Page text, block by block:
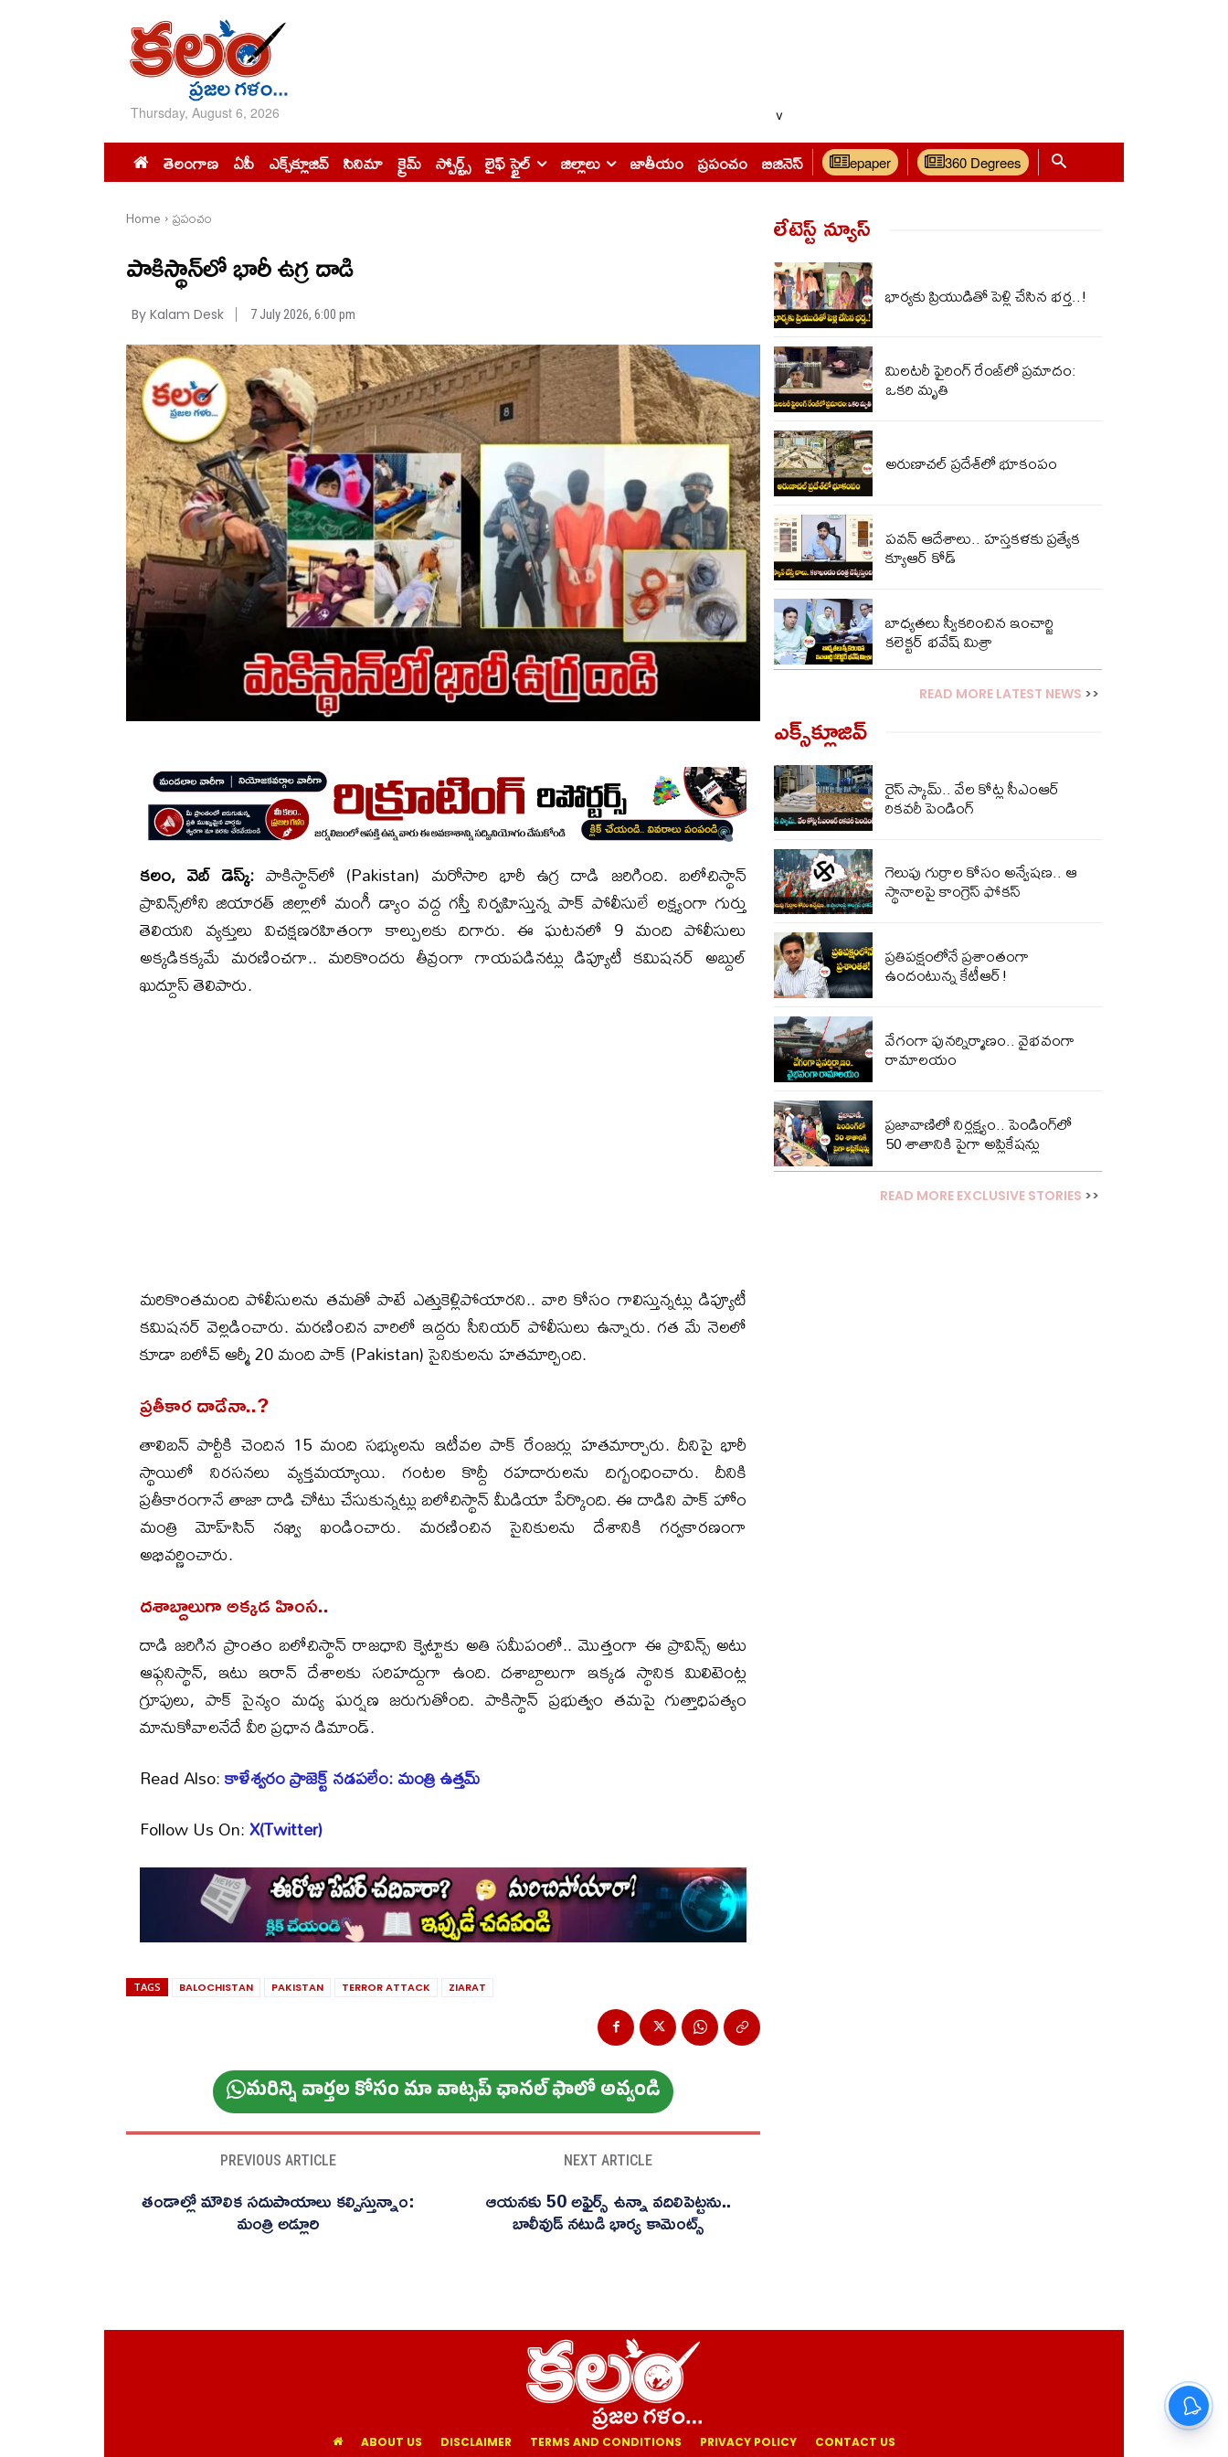
Thursday, August 6, 2026 v
తెలంగాణ ఏపీ ఎక్స్‌క్లూజివ్‌ సినిమా క్రైమ్ స్పోర్ట్స్ లైఫ్ స్టైల్ జిల్లాలు జాతీయం ప్రపంచం బిజినెస్ epaper 360 Degrees
Home ప్రపంచం
పాకిస్థాన్‌లో భారీ ఉగ్ర దాడి
By Kalam Desk 7 July 2026, 6:00 pm
కలం, వెబ్ డెస్క్: పాకిస్థాన్‌లో (Pakistan) మరోసారి భారీ ఉగ్ర దాడి జరిగింది. బలోచిస్థాన్
ప్రావిన్స్‌లోని జియారత్ జిల్లాలో మంగీ డ్యాం వద్ద గస్తీ నిర్వహిస్తున్న పాక్ పోలీసులే లక్ష్యంగా గుర్తు
తెలియని వ్యక్తులు విచక్షణరహితంగా కాల్పులకు దిగారు. ఈ ఘటనలో 9 మంది పోలీసులు
అక్కడికక్కమే మరణించగా.. మరికొందరు తీవ్రంగా గాయపడినట్లు డిప్యూటీ కమిషనర్ అబ్దుల్
ఖుద్దూస్ తెలిపారు.
మరికొంతమంది పోలీసులను తమతో పాటే ఎత్తుకెళ్లిపోయారని.. వారి కోసం గాలిస్తున్నట్లు డిప్యూటీ
కమిషనర్ వెల్లడించారు. మరణించిన వారిలో ఇద్దరు సీనియర్ పోలీసులు ఉన్నారు. గత మే నెలలో
కూడా బలోచ్ ఆర్మీ 20 మంది పాక్ (Pakistan) సైనికులను హతమార్చింది.
ప్రతీకార దాడేనా..?
తాలిబన్ పార్టీకి చెందిన 15 మంది సభ్యులను ఇటీవల పాక్ రేంజర్లు హతమార్చారు. దీనిపై భారీ
స్థాయిలో నిరసనలు వ్యక్తమయ్యాయి. గంటల కొద్దీ రహదారులను దిగ్బంధించారు. దీనికి
ప్రతీకారంగానే తాజా దాడి చోటు చేసుకున్నట్లు బలోచిస్థాన్ మీడియా పేర్కొంది. ఈ దాడిని పాక్ హోం
మంత్రి మోహ్‌సిన్ నఖ్వి ఖండించారు. మరణించిన సైనికులను దేశానికి గర్వకారణంగా
అభివర్ణించారు.
దశాబ్దాలుగా అక్కడ హింస..
దాడి జరిగిన ప్రాంతం బలోచిస్థాన్ రాజధాని క్వెట్టాకు అతి సమీపంలో.. మొత్తంగా ఈ ప్రావిన్స్ అటు
ఆఫ్గనిస్థాన్, ఇటు ఇరాన్ దేశాలకు సరిహద్దుగా ఉంది. దశాబ్దాలుగా ఇక్కడ స్థానిక మిలిటెంట్ల
గ్రూపులు, పాక్ సైన్యం మధ్య ఘర్షణ జరుగుతోంది. పాకిస్థాన్ ప్రభుత్వం తమపై గుత్తాధిపత్యం
మానుకోవాలనేదే వీరి ప్రధాన డిమాండ్.
Read Also:కాళేశ్వరం ప్రాజెక్ట్ నడపలేం: మంత్రి ఉత్తమ్
Follow Us On:X(Twitter)
TAGS BALOCHISTAN PAKISTAN TERROR ATTACK ZIARAT
మ‌రిన్ని వార్త‌ల కోసం మా వాట్స‌ప్ ఛాన‌ల్ ఫాలో అవ్వండి
PREVIOUS ARTICLE
తండాల్లో మౌలిక సదుపాయాలు కల్పిస్తున్నాం:
మంత్రి అడ్లూరి
NEXT ARTICLE
ఆయనకు 50 అఫైర్స్ ఉన్నా వదిలిపెట్టను..
బాలీవుడ్ నటుడి భార్య కామెంట్స్
లేటెస్ట్ న్యూస్‌
భార్యకు ప్రియుడితో పెళ్లి చేసిన భ‌ర్త‌..!
మిలటరీ ఫైరింగ్ రేంజ్‌లో ప్రమాదం:
ఒకరి మృతి
అరుణాచల్ ప్రదేశ్‌లో భూకంపం
పవన్ ఆదేశాలు.. హస్తకళకు ప్రత్యేక
క్యూఆర్ కోడ్
బాధ్యతలు స్వీకరించిన ఇంచార్జి
కలెక్టర్ భవేష్ మిశ్రా
READ MORE LATEST NEWS >>
ఎక్స్‌క్లూజివ్‌
రైస్ స్కామ్.. వేల కోట్ల‌ సీఎంఆర్
రికవరీ పెండింగ్
గెలుపు గుర్రాల కోసం అన్వేషణ.. ఆ
స్థానాలపై కాంగ్రెస్ ఫోకస్
ప్ర‌తిప‌క్షంలోనే ప్ర‌శాంతంగా
ఉందంటున్న కేటీఆర్!
వేగంగా పునర్నిర్మాణం.. వైభవంగా
రామాలయం
ప్రజావాణిలో నిర్లక్ష్యం.. పెండింగ్‌లో
50 శాతానికి పైగా అప్లికేషన్లు
READ MORE EXCLUSIVE STORIES >>
ABOUT US DISCLAIMER TERMS AND CONDITIONS PRIVACY POLICY CONTACT US